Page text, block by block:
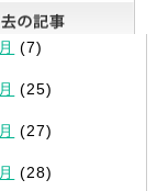
(7)
(25)
(27)
(28)